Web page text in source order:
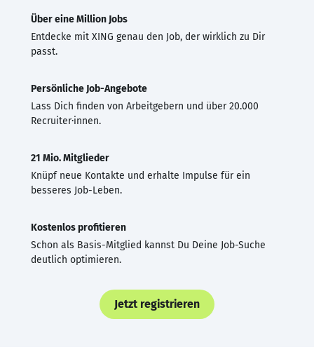
Über eine Million Jobs
Entdecke mit XING genau den Job, der wirklich zu Dir
passt.
Persönliche Job-Angebote
Lass Dich finden von Arbeitgebern und über 20.000
Recruiter·innen.
21 Mio. Mitglieder
Knüpf neue Kontakte und erhalte Impulse für ein
besseres Job-Leben.
Kostenlos profitieren
Schon als Basis-Mitglied kannst Du Deine Job-Suche
deutlich optimieren.
Jetzt registrieren